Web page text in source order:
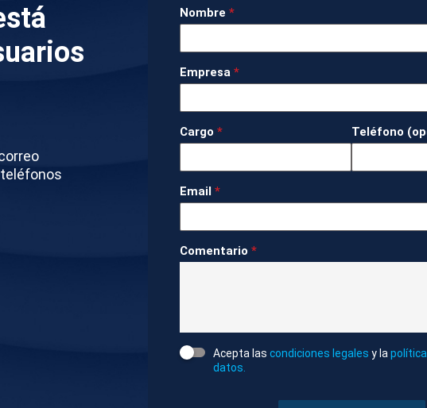
Nombre *
Empresa *
Cargo * Teléfono
Email *
Comentario *
Acepta las condiciones legales y la
datos.
Y HANSI FLICK DE LAS OFICINAS DEL FC
Deportes Ambiente